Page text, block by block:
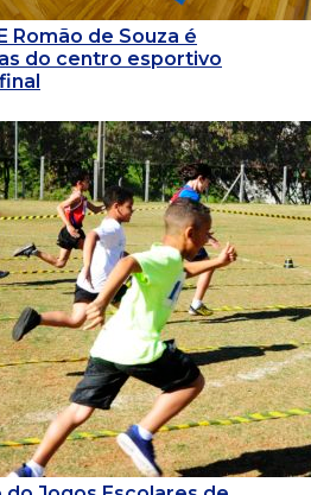
Romão de Souza é
do centro esportivo